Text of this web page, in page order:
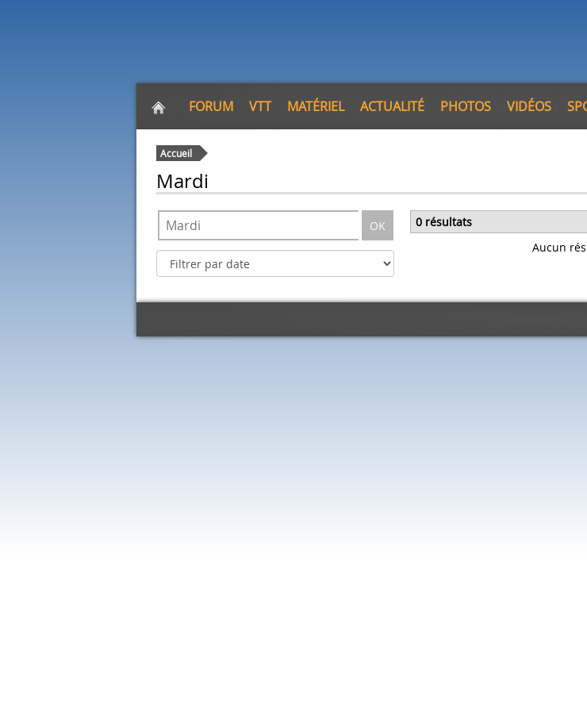
FORUM VTT MATÉRIEL ACTUALITÉ PHOTOS VIDÉOS
Accueil
Mardi
OK 0 résultats
Aucun